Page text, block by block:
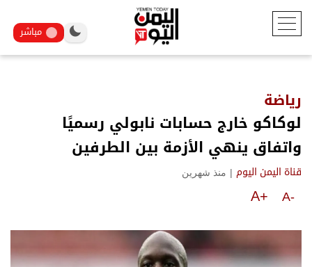
مباشر
رياضة
لوكاكو خارج حسابات نابولي رسميًا
واتفاق ينهي الأزمة بين الطرفين
قناة اليمن اليوم | منذ شهرين
A-
A+